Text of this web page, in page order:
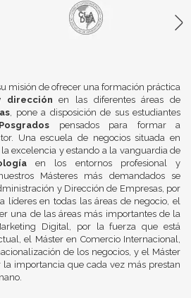
misión de ofrecer una formación práctica
dirección en las diferentes áreas de
, pone a disposición de sus estudiantes
pensados para formar a
Una escuela de negocios situada en
excelencia y estando a la vanguardia de
en los entornos profesional y
Másteres más demandados se
y Dirección de Empresas, por
líderes en todas las áreas de negocio, el
una de las áreas más importantes de la
Digital, por la fuerza que está
el Máster en Comercio Internacional,
de los negocios, y el Máster
la importancia que cada vez más prestan